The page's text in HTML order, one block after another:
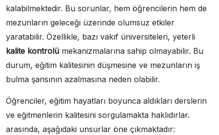
kalabilmektedir. Bu sorunlar, hem öğrencilerin hem de
mezunların geleceği üzerinde olumsuz etkiler
yaratabilir. Özellikle, bazı vakıf üniversiteleri, yeterli
kalite kontrolü mekanizmalarına sahip olmayabilir. Bu
durum, eğitim kalitesinin düşmesine ve mezunların iş
bulma şansının azalmasına neden olabilir.
Öğrenciler, eğitim hayatları boyunca aldıkları derslerin
ve eğitmenlerin kalitesini sorgulamakta haklıdırlar.
arasında, aşağıdaki unsurlar öne çıkmaktadır: